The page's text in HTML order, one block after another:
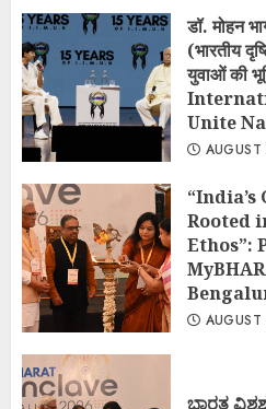
डॉ. मोहन
(भारतीय
युवाओं की
Unite
Rooted
Ethos”:
ಭಾರತ